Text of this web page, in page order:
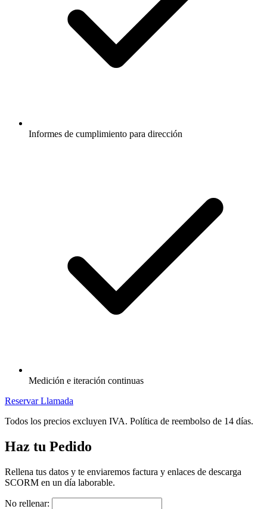
Informes de cumplimiento para dirección
Medición e iteración continuas
Reservar Llamada
Todos los precios excluyen IVA. Política de reembolso de 14 días.
Haz tu Pedido
Rellena tus datos y te enviaremos factura y enlaces de descarga
SCORM en un día laborable.
No rellenar: